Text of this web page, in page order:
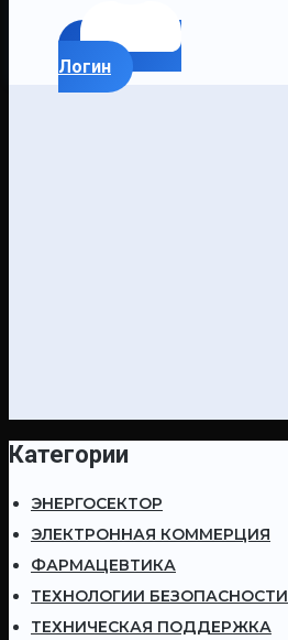
Логин
Категории
ЭНЕРГОСЕКТОР
ЭЛЕКТРОННАЯ КОММЕРЦИЯ
ФАРМАЦЕВТИКА
ТЕХНОЛОГИИ БЕЗОПАСНОСТИ
ТЕХНИЧЕСКАЯ ПОДДЕРЖКА